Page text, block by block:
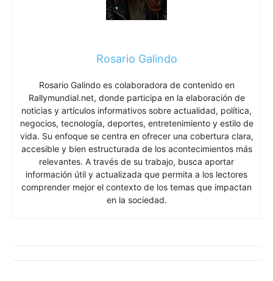
Rosario Galindo
Rosario Galindo es colaboradora de contenido en
Rallymundial.net, donde participa en la elaboración de
noticias y artículos informativos sobre actualidad, política,
negocios, tecnología, deportes, entretenimiento y estilo de
vida. Su enfoque se centra en ofrecer una cobertura clara,
accesible y bien estructurada de los acontecimientos más
relevantes. A través de su trabajo, busca aportar
información útil y actualizada que permita a los lectores
comprender mejor el contexto de los temas que impactan
en la sociedad.